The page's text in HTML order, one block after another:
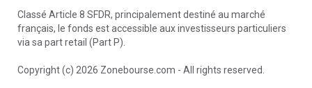
Classé Article 8 SFDR, principalement destiné au marché
français, le fonds est accessible aux investisseurs particuliers
via sa part retail (Part P).
Copyright (c) 2026 Zonebourse.com - All rights reserved.